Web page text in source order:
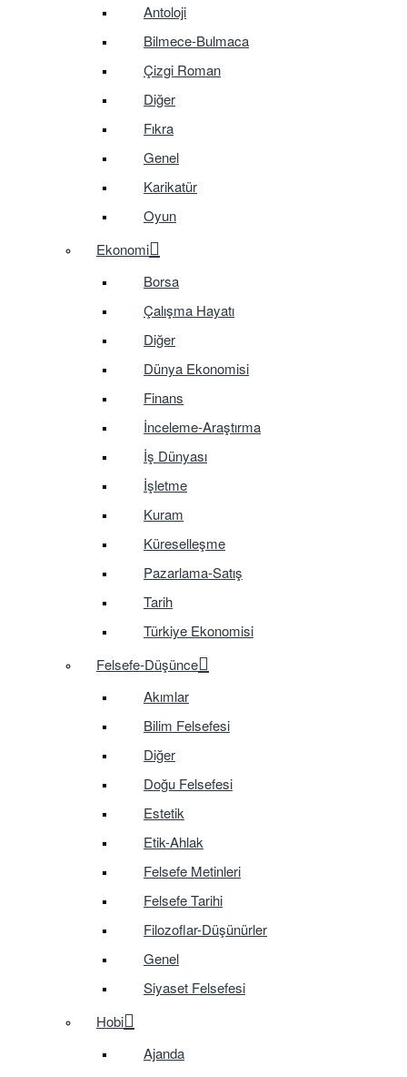
Antoloji
Bilmece-Bulmaca
Çizgi Roman
Diğer
Fıkra
Genel
Karikatür
Oyun
Ekonomi
Borsa
Çalışma Hayatı
Diğer
Dünya Ekonomisi
Finans
İnceleme-Araştırma
İş Dünyası
İşletme
Kuram
Küreselleşme
Pazarlama-Satış
Tarih
Türkiye Ekonomisi
Felsefe-Düşünce
Akımlar
Bilim Felsefesi
Diğer
Doğu Felsefesi
Estetik
Etik-Ahlak
Felsefe Metinleri
Felsefe Tarihi
Filozoflar-Düşünürler
Genel
Siyaset Felsefesi
Hobi
Ajanda